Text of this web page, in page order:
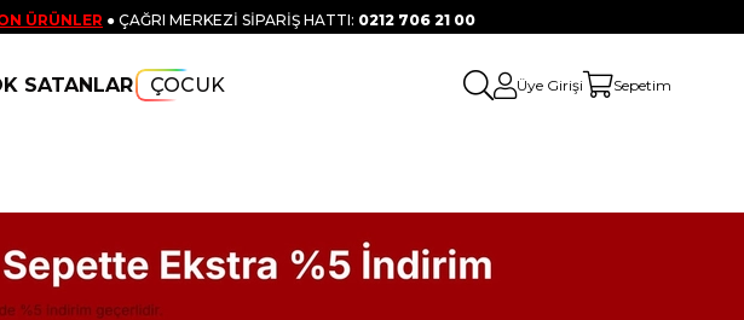
ÜRÜNLER ● ÇAĞRI MERKEZİ SİPARİŞ HATTI: 0212 706 21 00
SATANLAR ÇOCUK Üye Girişi Sepetim